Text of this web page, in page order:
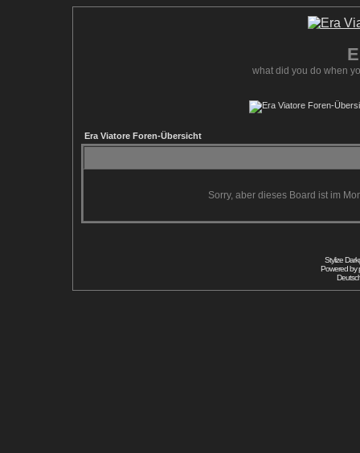
what did you do when
Era Viatore Foren-Übersicht
Sorry, aber dieses Board ist im
Stylize
Powered by